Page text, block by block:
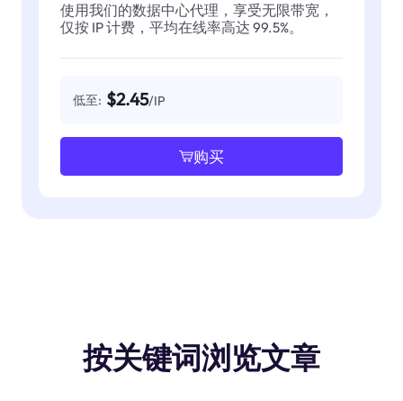
使用我们的数据中心代理，享受无限带宽，
仅按 IP 计费，平均在线率高达 99.5%。
低至: $2.45/IP
购买
按关键词浏览文章